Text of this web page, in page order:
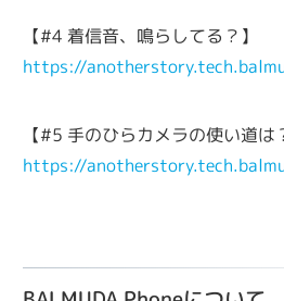
【#4 着信音、鳴らしてる？】
https://
【#5 手のひらカメラの使い道は
https://